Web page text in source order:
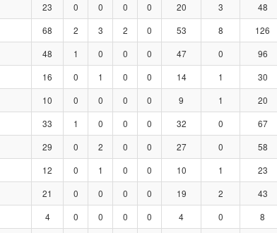
23 0 0 0 0 20 3 48
68 2 3 2 0 53 8 126
48 1 0 0 0 47 0 96
16 0 1 0 0 14 1 30
10 0 0 0 0 9 1 20
33 1 0 0 0 32 0 67
29 0 2 0 0 27 0 58
12 0 1 0 0 10 1 23
21 0 0 0 0 19 2 43
4 0 0 0 0 4 0 8